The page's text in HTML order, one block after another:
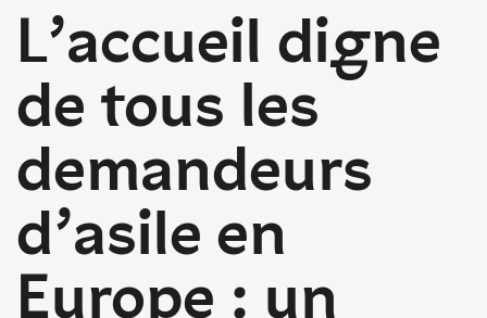
L’accueil digne
de tous les
demandeurs
d’asile en
Europe : un